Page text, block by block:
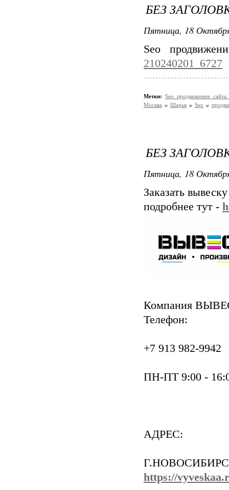
БЕЗ
Пятница, 18
Seo
210240201_6727
Метки: Seo продвижение сайта
Москва
Шарья Seo
БЕЗ
Пятница, 18
Заказать
подробнее тут -
Компания
Телефон:
+7 913 982-9942
ПН-ПТ 9:00 -
АДРЕС:
https://